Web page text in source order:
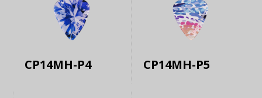
CP14MH-P4 CP14MH-P5